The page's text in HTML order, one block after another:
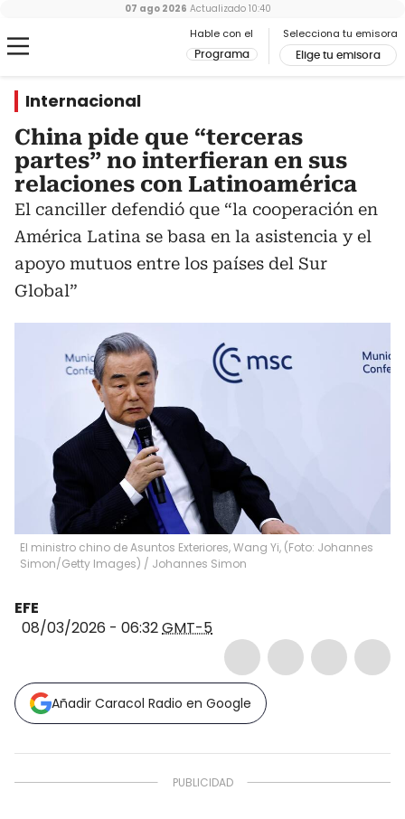
Hable con el
Programa
Selecciona tu emisora
Elige tu emisora
07 ago 2026 Actualizado 10:40
Internacional
China pide que “terceras
partes” no interfieran en sus
relaciones con Latinoamérica
El canciller defendió que “la cooperación en
América Latina se basa en la asistencia y el
apoyo mutuos entre los países del Sur
Global”
El ministro chino de Asuntos Exteriores, Wang Yi, (Foto: Johannes
Simon/Getty Images) / Johannes Simon
EFE
08/03/2026 - 06:32GMT-5
Añadir Caracol Radio en Google